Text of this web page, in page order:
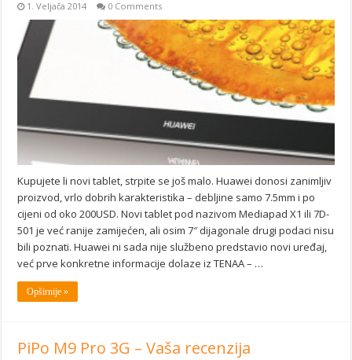
1. Veljača 2014 0 Comments
Kupujete li novi tablet, strpite se još malo. Huawei donosi zanimljiv
proizvod, vrlo dobrih karakteristika – debljine samo 7.5mm i po
cijeni od oko 200USD. Novi tablet pod nazivom Mediapad X1 ili 7D-
501 je već ranije zamijećen, ali osim 7″ dijagonale drugi podaci nisu
bili poznati. Huawei ni sada nije službeno predstavio novi uređaj,
već prve konkretne informacije dolaze iz TENAA – …
Opširnije »
PiPo M9 Pro 3G – Vaša recenzija